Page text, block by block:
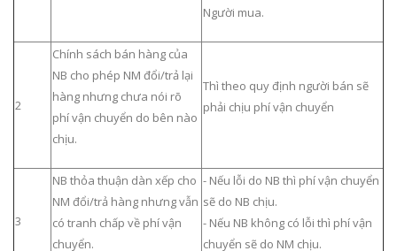
Người mua.
2
Chính sách bán hàng của
NB cho phép NM đổi/trả lại
hàng nhưng chưa nói rõ
phí vận chuyển do bên nào
chịu.
Thì theo quy định người bán sẽ
phải chịu phí vận chuyển
3
NB thỏa thuận dàn xếp cho
NM đổi/trả hàng nhưng vẫn
có tranh chấp về phí vận
chuyển.
- Nếu lỗi do NB thì phí vận chuyển
sẽ do NB chịu.
- Nếu NB không có lỗi thì phí vận
chuyển sẽ do NM chịu.